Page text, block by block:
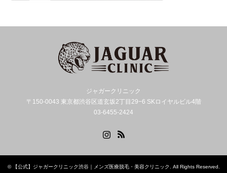
ジャガークリニック
〒150-0043 東京都渋谷区道玄坂2丁目29−6 SKロイヤルビル4階
03-6455-2424
© 【公式】ジャガークリニック渋谷｜メンズ医療脱毛・美容クリニック. All Rights Reserved.